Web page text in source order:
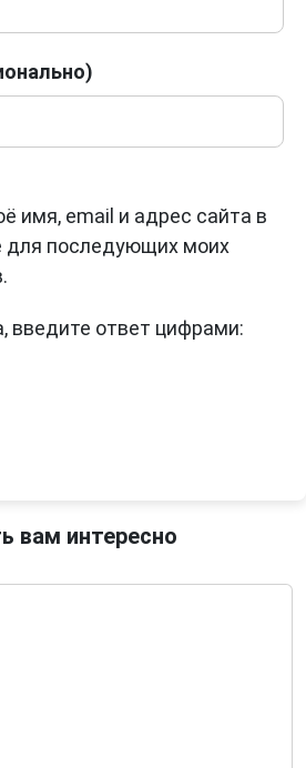
имя, email и адрес сайта в
для последующих моих
введите ответ цифрами:
вам интересно